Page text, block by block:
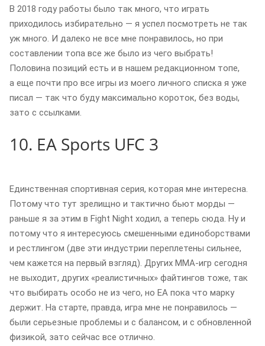
В 2018 году работы было так много, что играть
приходилось избирательно — я успел посмотреть не так
уж много. И далеко не все мне понравилось, но при
составлении топа все же было из чего выбрать!
Половина позиций есть и в нашем редакционном топе,
а еще почти про все игры из моего личного списка я уже
писал — так что буду максимально короток, без воды,
зато с ссылками.
10. EA Sports UFC 3
Единственная спортивная серия, которая мне интересна.
Потому что тут зрелищно и тактично бьют морды —
раньше я за этим в Fight Night ходил, а теперь сюда. Ну и
потому что я интересуюсь смешенными единоборствами
и рестлингом (две эти индустрии переплетены сильнее,
чем кажется на первый взгляд). Других MMA-игр сегодня
не выходит, других «реалистичных» файтингов тоже, так
что выбирать особо не из чего, но EA пока что марку
держит. На старте, правда, игра мне не понравилось —
были серьезные проблемы и с балансом, и с обновленной
физикой, зато сейчас все отлично.